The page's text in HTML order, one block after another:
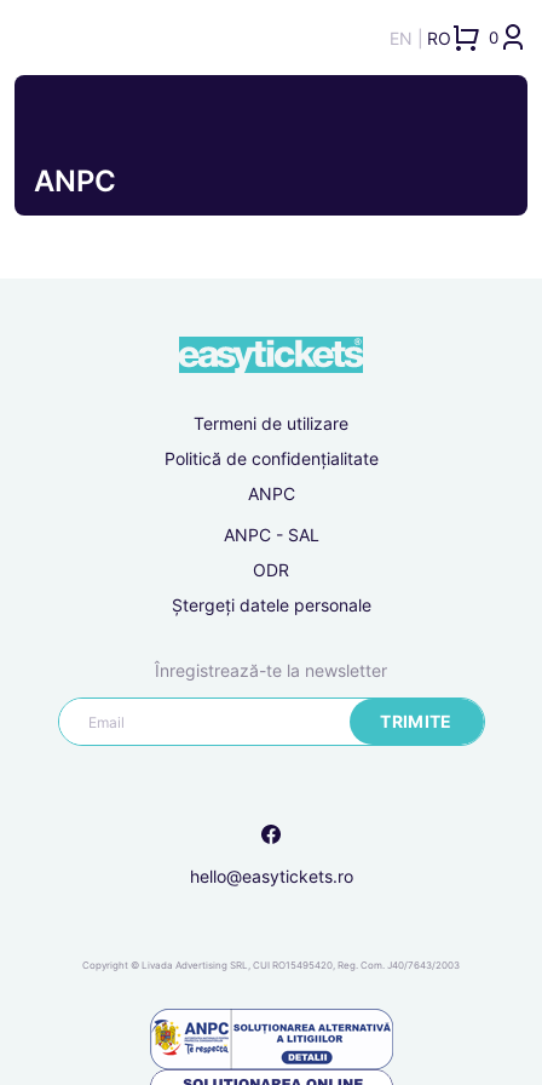
EN RO 0
ANPC
Termeni de utilizare
Politică de confidențialitate
ANPC
ANPC - SAL
ODR
Ștergeți datele personale
Înregistrează-te la newsletter
TRIMITE
hello@easytickets.ro
Copyright © Livada Advertising SRL, CUI RO15495420, Reg. Com. J40/7643/2003
Înregistrare
Accesare
cont
Telefon